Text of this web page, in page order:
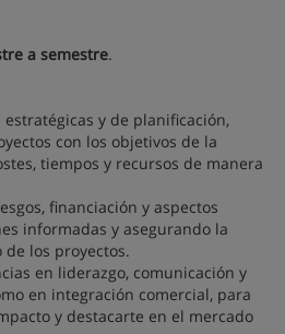
a semestre.
y de planificación,
con los objetivos de la
tiempos y recursos de manera
financiación y aspectos
informadas y asegurando la
los proyectos.
en liderazgo, comunicación y
en integración comercial, para
y destacarte en el mercado